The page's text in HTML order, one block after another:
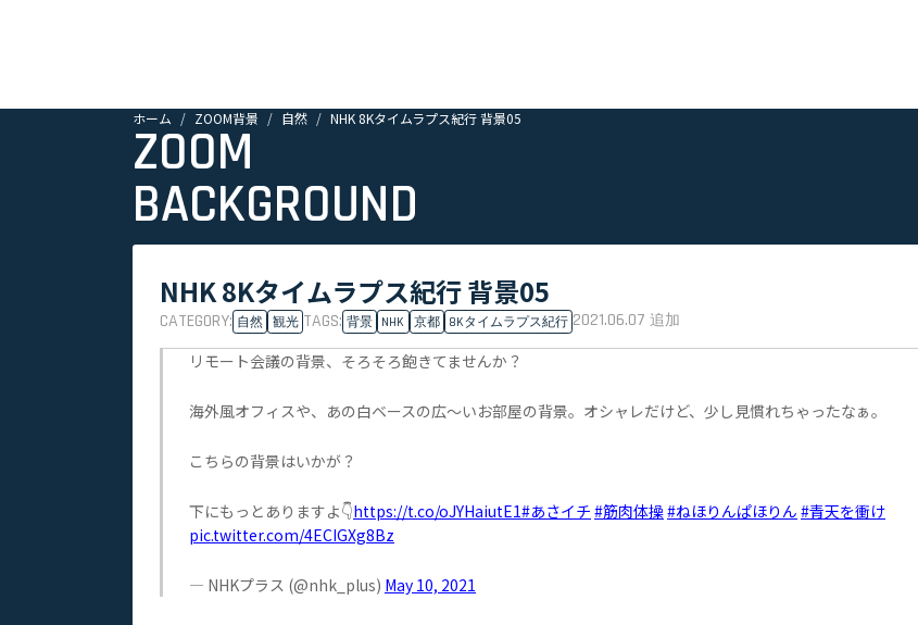
ホーム ZOOM背景 自然 NHK 8Kタイムラプス紀行 背景05
ZOOM
BACKGROUND
NHK 8Kタイムラプス紀行 背景05
CATEGORY: 自然 観光 TAGS: 背景 NHK 京都 8Kタイムラプス紀行 2021.06.07追加
リモート会議の背景、そろそろ飽きてませんか？
海外風オフィスや、あの白ベースの広〜いお部屋の背景。オシャレだけど、少し見慣れちゃったなぁ。
こちらの背景はいかが？
下にもっとありますよ👇https://t.co/oJYHaiutE1#あさイチ #筋肉体操#ねほりんぱほりん #青天を衝け
pic.twitter.com/4ECIGXg8Bz
— NHKプラス (@nhk_plus) May 10, 2021